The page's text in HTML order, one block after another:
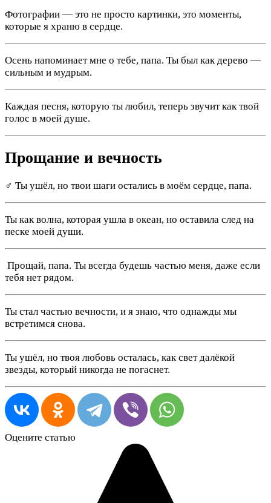
Фотографии — это не просто картинки, это моменты,
которые я храню в сердце.
Осень напоминает мне о тебе, папа. Ты был как дерево —
сильным и мудрым.
Каждая песня, которую ты любил, теперь звучит как твой
голос в моей душе.
Прощание и вечность
‍♂️ Ты ушёл, но твои шаги остались в моём сердце, папа.
Ты как волна, которая ушла в океан, но оставила след на
песке моей души.
️ Прощай, папа. Ты всегда будешь частью меня, даже если
тебя нет рядом.
Ты стал частью вечности, и я знаю, что однажды мы
встретимся снова.
Ты ушёл, но твоя любовь осталась, как свет далёкой
звезды, который никогда не погаснет.
Оцените статью